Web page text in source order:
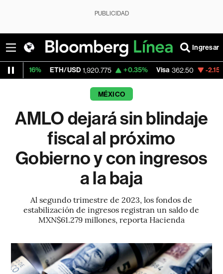
PUBLICIDAD
Ingresar
ETH/USD 1,920.775 +0.35% Visa 362.50 -2.15%
MÉXICO
AMLO dejará sin blindaje
fiscal al próximo
Gobierno y con ingresos
a la baja
Al segundo trimestre de 2023, los fondos de
estabilización de ingresos registran un saldo de
MXN$61.279 millones, reporta Hacienda